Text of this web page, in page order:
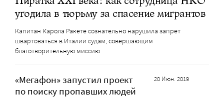
угодила в тюрьму за спасение мигрантов
Капитан Карола Ракете сознательно нарушила запрет
швартоваться в Италии судам, совершающим
благотворительную миссию
«Мегафон» запустил проект
по поиску пропавших людей
20 Июн. 2019